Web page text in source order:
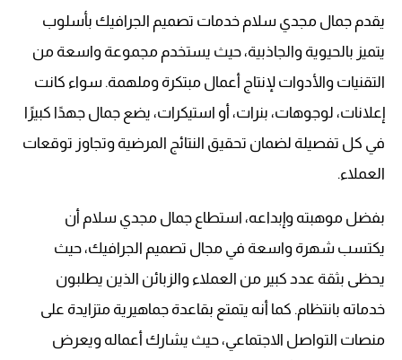
يقدم جمال مجدي سلام خدمات تصميم الجرافيك بأسلوب
يتميز بالحيوية والجاذبية، حيث يستخدم مجموعة واسعة من
التقنيات والأدوات لإنتاج أعمال مبتكرة وملهمة. سواء كانت
إعلانات، لوجوهات، بنرات، أو استيكرات، يضع جمال جهدًا كبيرًا
في كل تفصيلة لضمان تحقيق النتائج المرضية وتجاوز توقعات
العملاء.
بفضل موهبته وإبداعه، استطاع جمال مجدي سلام أن
يكتسب شهرة واسعة في مجال تصميم الجرافيك، حيث
يحظى بثقة عدد كبير من العملاء والزبائن الذين يطلبون
خدماته بانتظام. كما أنه يتمتع بقاعدة جماهيرية متزايدة على
منصات التواصل الاجتماعي، حيث يشارك أعماله ويعرض